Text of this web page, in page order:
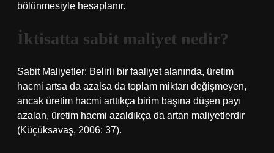
bölünmesiyle hesaplanır.
İktisatta sabit maliyet nedir?
Sabit Maliyetler: Belirli bir faaliyet alanında, üretim
hacmi artsa da azalsa da toplam miktarı değişmeyen,
ancak üretim hacmi arttıkça birim başına düşen payı
azalan, üretim hacmi azaldıkça da artan maliyetlerdir
(Küçüksavaş, 2006: 37).